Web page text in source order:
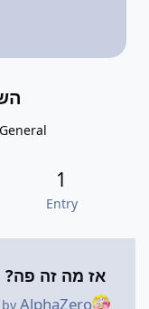
General
1
Entry
אז מה זה פה?
byAlphaZero